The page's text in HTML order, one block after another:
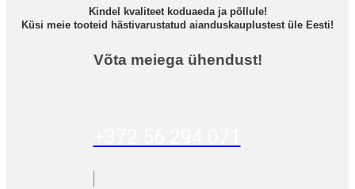
Kindel kvaliteet koduaeda ja põllule!
Küsi meie tooteid hästivarustatud aianduskauplustest üle Eesti!
Võta meiega ühendust!